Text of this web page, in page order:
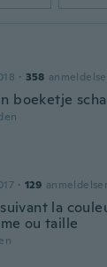
· 358
boeketje
· 129 anmeldelser
la
ou taille